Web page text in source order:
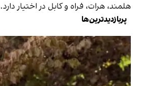
هلمند، هرات، فراه و کابل در اختیار دارد.
پربازدیدترین‌ها